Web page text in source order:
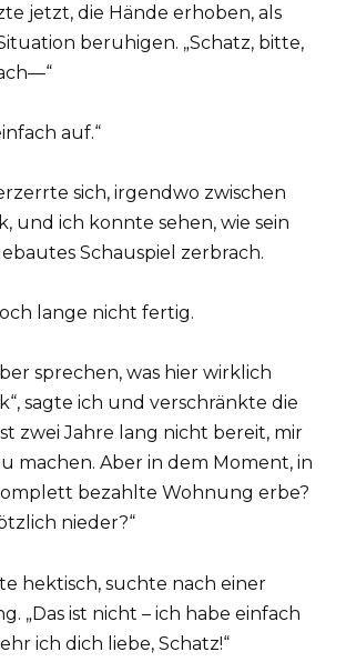
jetzt, die Hände erhoben, als
beruhigen. „Schatz, bitte,
auf.“
sich, irgendwo zwischen
und ich konnte sehen, wie sein
Schauspiel zerbrach.
lange nicht fertig.
sprechen, was hier wirklich
sagte ich und verschränkte die
zwei Jahre lang nicht bereit, mir
machen. Aber in dem Moment, in
bezahlte Wohnung erbe?
nieder?“
hektisch, suchte nach einer
„Das ist nicht – ich habe einfach
ich dich liebe, Schatz!“